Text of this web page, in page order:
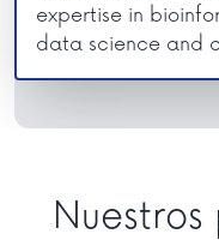
expertise in
data science and